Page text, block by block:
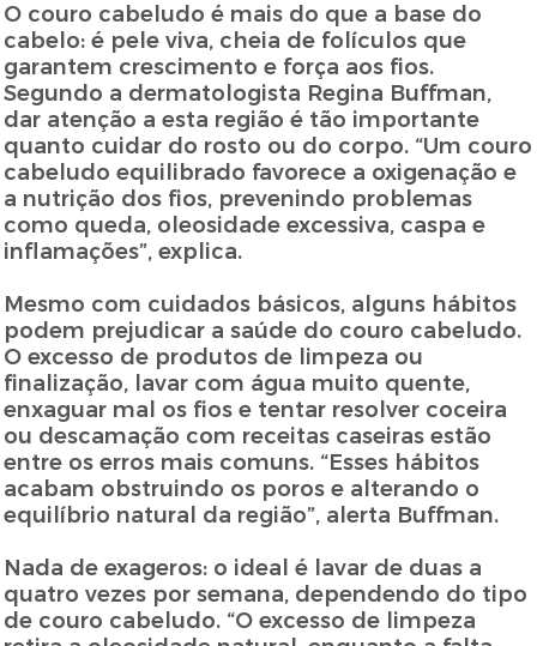
O couro cabeludo é mais do que a base do
cabelo: é pele viva, cheia de folículos que
garantem crescimento e força aos fios.
Segundo a dermatologista Regina Buffman,
dar atenção a esta região é tão importante
quanto cuidar do rosto ou do corpo. “Um couro
cabeludo equilibrado favorece a oxigenação e
a nutrição dos fios, prevenindo problemas
como queda, oleosidade excessiva, caspa e
inflamações”, explica.
Mesmo com cuidados básicos, alguns hábitos
podem prejudicar a saúde do couro cabeludo.
O excesso de produtos de limpeza ou
finalização, lavar com água muito quente,
enxaguar mal os fios e tentar resolver coceira
ou descamação com receitas caseiras estão
entre os erros mais comuns. “Esses hábitos
acabam obstruindo os poros e alterando o
equilíbrio natural da região”, alerta Buffman.
Nada de exageros: o ideal é lavar de duas a
quatro vezes por semana, dependendo do tipo
de couro cabeludo. “O excesso de limpeza